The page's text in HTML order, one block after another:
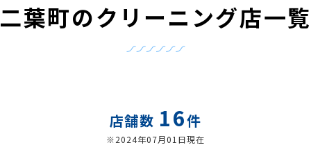
二葉町のクリーニング店一覧
店舗数 16件
※2024年07月01日現在